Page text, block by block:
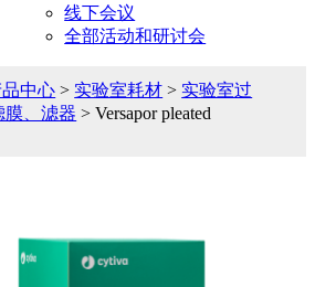
线下会议
全部活动和研讨会
中心 > 实验室耗材 > 实验室过
膜、滤器 > Versapor pleated